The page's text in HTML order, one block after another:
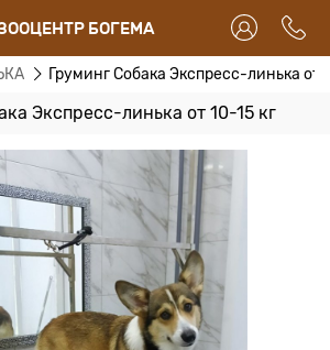
БОГЕМА
Груминг Собака Экспресс-линька от
Экспресс-линька от 10-15 кг